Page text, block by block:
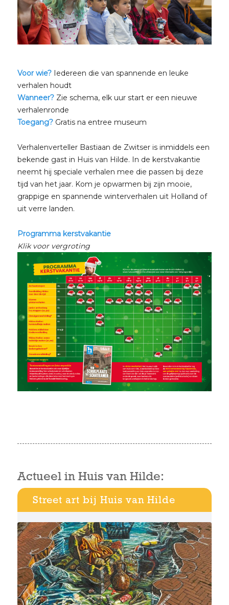
Voor wie?Iedereen die van spannende en leuke
verhalen houdt
Wanneer?Zie schema, elk uur start er een nieuwe
verhalenronde
Toegang?Gratis na entree museum
Verhalenverteller Bastiaan de Zwitser is inmiddels een
bekende gast in Huis van Hilde. In de kerstvakantie
neemt hij speciale verhalen mee die passen bij deze
tijd van het jaar. Kom je opwarmen bij zijn mooie,
grappige en spannende winterverhalen uit Holland of
uit verre landen.
Programma kerstvakantie
Klik voor vergroting
Actueel in Huis van Hilde:
Street art bij Huis van Hilde